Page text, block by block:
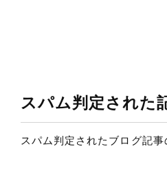
スパム判定された
スパム判定されたブログ記